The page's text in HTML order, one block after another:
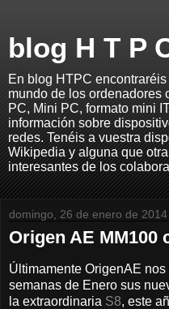
blog H T P
En blog HTPC
mundo de los ordenadores
PC, Mini PC, formato mini
información sobre
redes. Tenéis a vuestra
Wikipedia y alguna que
interesantes de los
domingo, 26 de enero de 2014
Origen AE MM100
Últimamente OrigenAE
semanas de Enero sus
la extraordinaria S8, este